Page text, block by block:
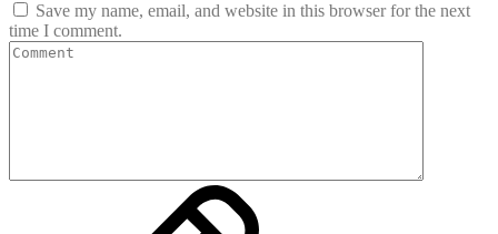
Save my name, email, and website in this browser for the next
time I comment.